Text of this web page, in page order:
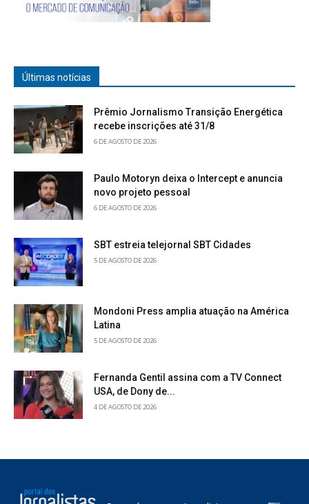
Últimas notícias
Prêmio Jornalismo Transição Energética
recebe inscrições até 31/8
6 DE AGOSTO DE 2026
Paulo Motoryn deixa o Intercept e anuncia
novo projeto pessoal
6 DE AGOSTO DE 2026
SBT estreia telejornal SBT Cidades
5 DE AGOSTO DE 2026
Mondoni Press amplia atuação na América
Latina
5 DE AGOSTO DE 2026
Fernanda Gentil assina com a TV Connect
USA, de Dony de...
4 DE AGOSTO DE 2026